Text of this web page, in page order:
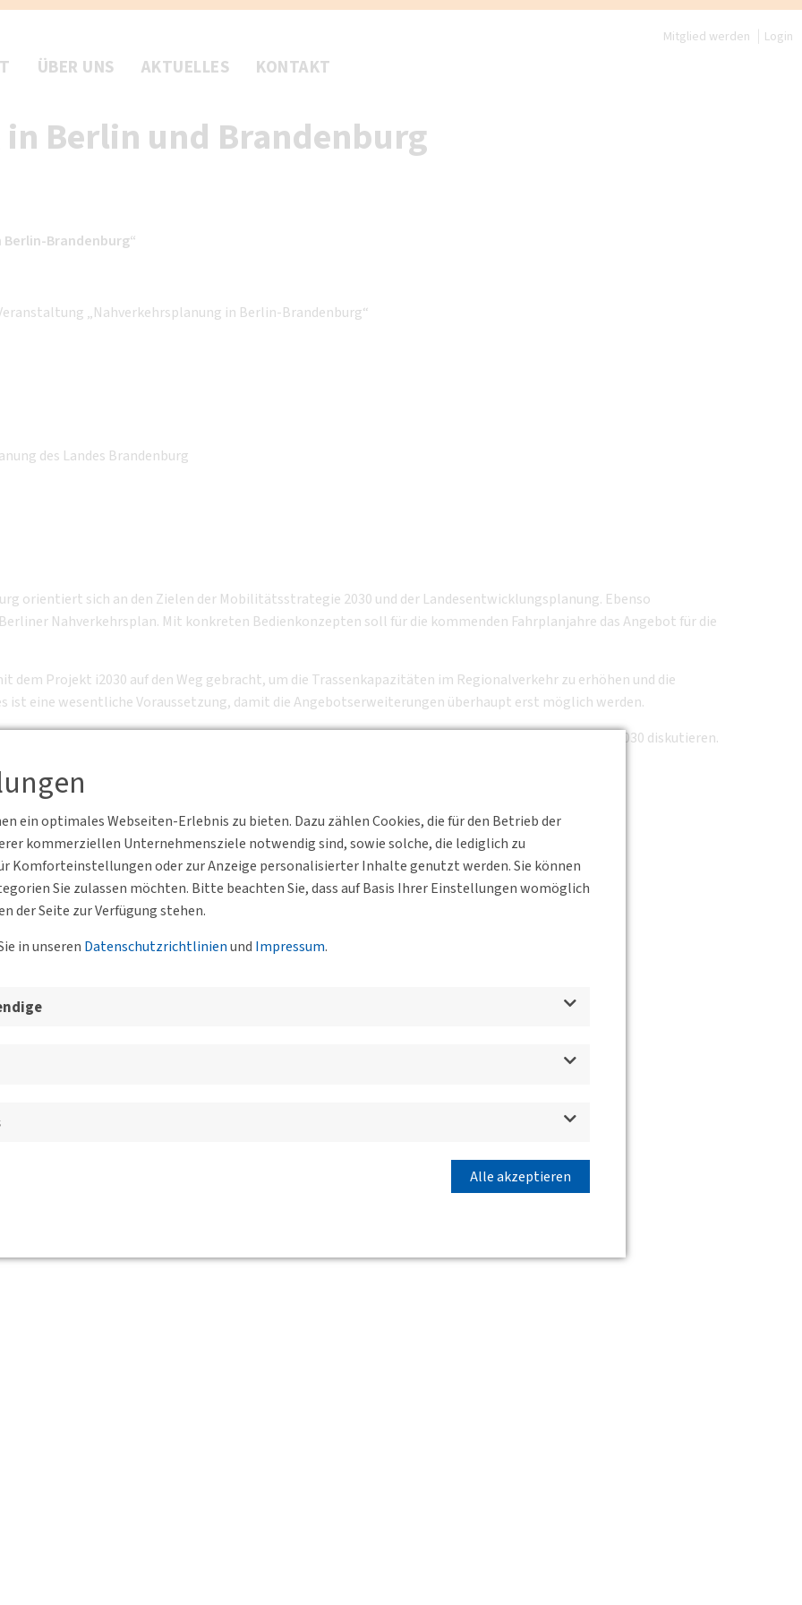
ein optimales Webseiten-Erlebnis zu bieten. Dazu zählen Cookies, die für den Betrieb der
kommerziellen Unternehmensziele notwendig sind, sowie solche, die lediglich zu
Komforteinstellungen oder zur Anzeige personalisierter Inhalte genutzt werden. Sie können
Sie zulassen möchten. Bitte beachten Sie, dass auf Basis Ihrer Einstellungen womöglich
der Seite zur Verfügung stehen.
in unseren Datenschutzrichtlinienund Impressum.
Alle akzeptieren
Mitglied werden Login
ÜBER UNS AKTUELLES KONTAKT
Berlin und Brandenburg
Brandenburg“
„Nahverkehrsplanung in Berlin-Brandenburg“
des Landes Brandenburg
orientiert sich an den Zielen der Mobilitätsstrategie 2030 und der Landesentwicklungsplanung. Ebenso
Nahverkehrsplan. Mit konkreten Bedienkonzepten soll für die kommenden Fahrplanjahre das Angebot für die
Projekt i2030 auf den Weg gebracht, um die Trassenkapazitäten im Regionalverkehr zu erhöhen und die
ist eine wesentliche Voraussetzung, damit die Angebotserweiterungen überhaupt erst möglich werden.
des Landes Brandenburg, den Entwurf des Nahverkehrsplans des Landes Berlin und das Projekt i2030 diskutieren.
Brandenburg – mehr Züge, neue Linien, bessere Infrastruktur und das Projekt i2030
für Infrastruktur und Landesplanung des Landes Brandenburg)
– 2023: Mobilität für die wachsende Hauptstadtregion, barrierefrei und nicht fossil
berlin-brandenburg@dvwg.de erforderlich.
zu dürfen.